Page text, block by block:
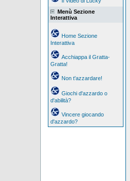
Menù Sezione
Interattiva
Home Sezione
Interattiva
Acchiappa il Gratta-
Gratta!
Non t'azzardare!
Giochi d'azzardo o
d'abilità?
Vincere giocando
d'azzardo?